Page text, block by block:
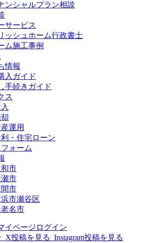
ンシャルプラン相談
サービス
ッシュホーム行政書士
ム施工事例
情報
入ガイド
手続きガイド
ス
運用
・住宅ローン
フォーム
市
市
間市
市瀬谷区
名市
イページログイン
X投稿を見る Instagram投稿を見る